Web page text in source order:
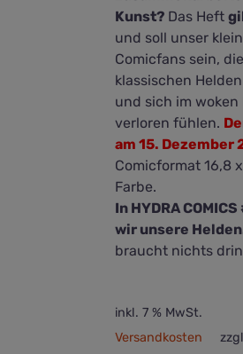
Kunst? Das Heft
und soll unser
Comicfans sein,
klassischen
und sich im woken
verloren fühlen.
am 15. Dezember
Comicformat 16,8
Farbe.
In HYDRA
wir unsere
braucht nichts
inkl. 7 % MwSt.
Versandkosten